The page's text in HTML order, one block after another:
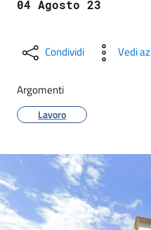
04 Agosto 23
Condividi Vedi
Argomenti
Lavoro